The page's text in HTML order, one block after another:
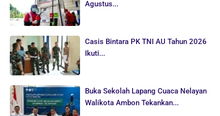
Agustus...
Casis Bintara PK TNI AU Tahun 2026
Ikuti...
Buka Sekolah Lapang Cuaca Nelayan
Walikota Ambon Tekankan...